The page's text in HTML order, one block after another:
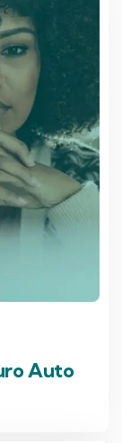
Auto